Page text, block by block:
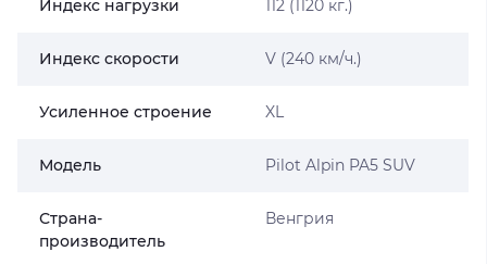
Индекс нагрузки 112 (1120 кг.)
Индекс скорости V (240 км/ч.)
Усиленное строение XL
Модель Pilot Alpin PA5 SUV
Страна-
производитель
Венгрия